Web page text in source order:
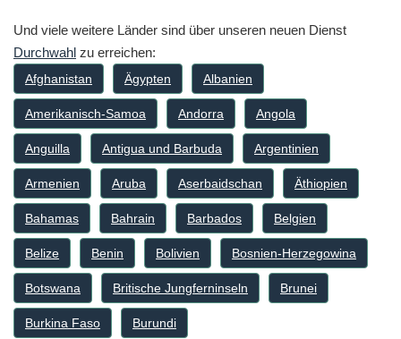
Und viele weitere Länder sind über unseren neuen Dienst
Durchwahl zu erreichen:
Afghanistan Ägypten Albanien
Amerikanisch-Samoa Andorra Angola
Anguilla Antigua und Barbuda Argentinien
Armenien Aruba Aserbaidschan Äthiopien
Bahamas Bahrain Barbados Belgien
Belize Benin Bolivien Bosnien-Herzegowina
Botswana Britische Jungferninseln Brunei
Burkina Faso Burundi